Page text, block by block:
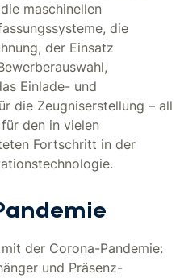
maschinellen
die
der Einsatz
Einlade- und
die Zeugniserstellung – all
den in vielen
Fortschritt in der
der Corona-Pandemie:
und Präsenz-